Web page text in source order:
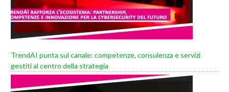
TrendAI punta sul canale: competenze, consulenza e servizi
gestiti al centro della strategia